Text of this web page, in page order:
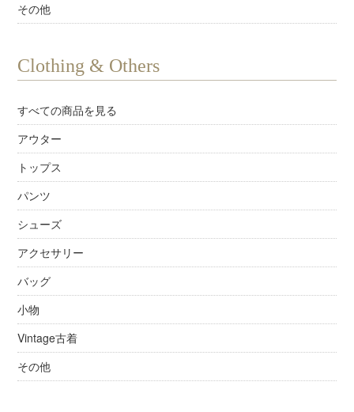
その他
Clothing & Others
すべての商品を見る
アウター
トップス
パンツ
シューズ
アクセサリー
バッグ
小物
Vintage古着
その他